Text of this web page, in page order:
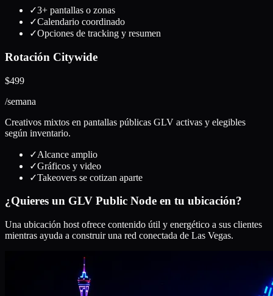
✓3+ pantallas o zonas
✓Calendario coordinado
✓Opciones de tracking y resumen
Rotación Citywide
$499
/semana
Creativos mixtos en pantallas públicas GLV activas y elegibles
según inventario.
✓Alcance amplio
✓Gráficos y video
✓Takeovers se cotizan aparte
¿Quieres un GLV Public Node en tu ubicación?
Una ubicación host ofrece contenido útil y energético a sus clientes
mientras ayuda a construir una red conectada de Las Vegas.